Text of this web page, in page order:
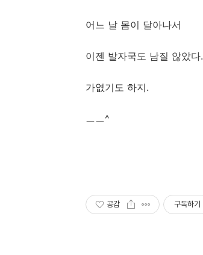
어느 날 몸이 달아나서
이젠 발자국도 남질 않았다.
가엾기도 하지.
ㅡㅡ^
공감 구독하기